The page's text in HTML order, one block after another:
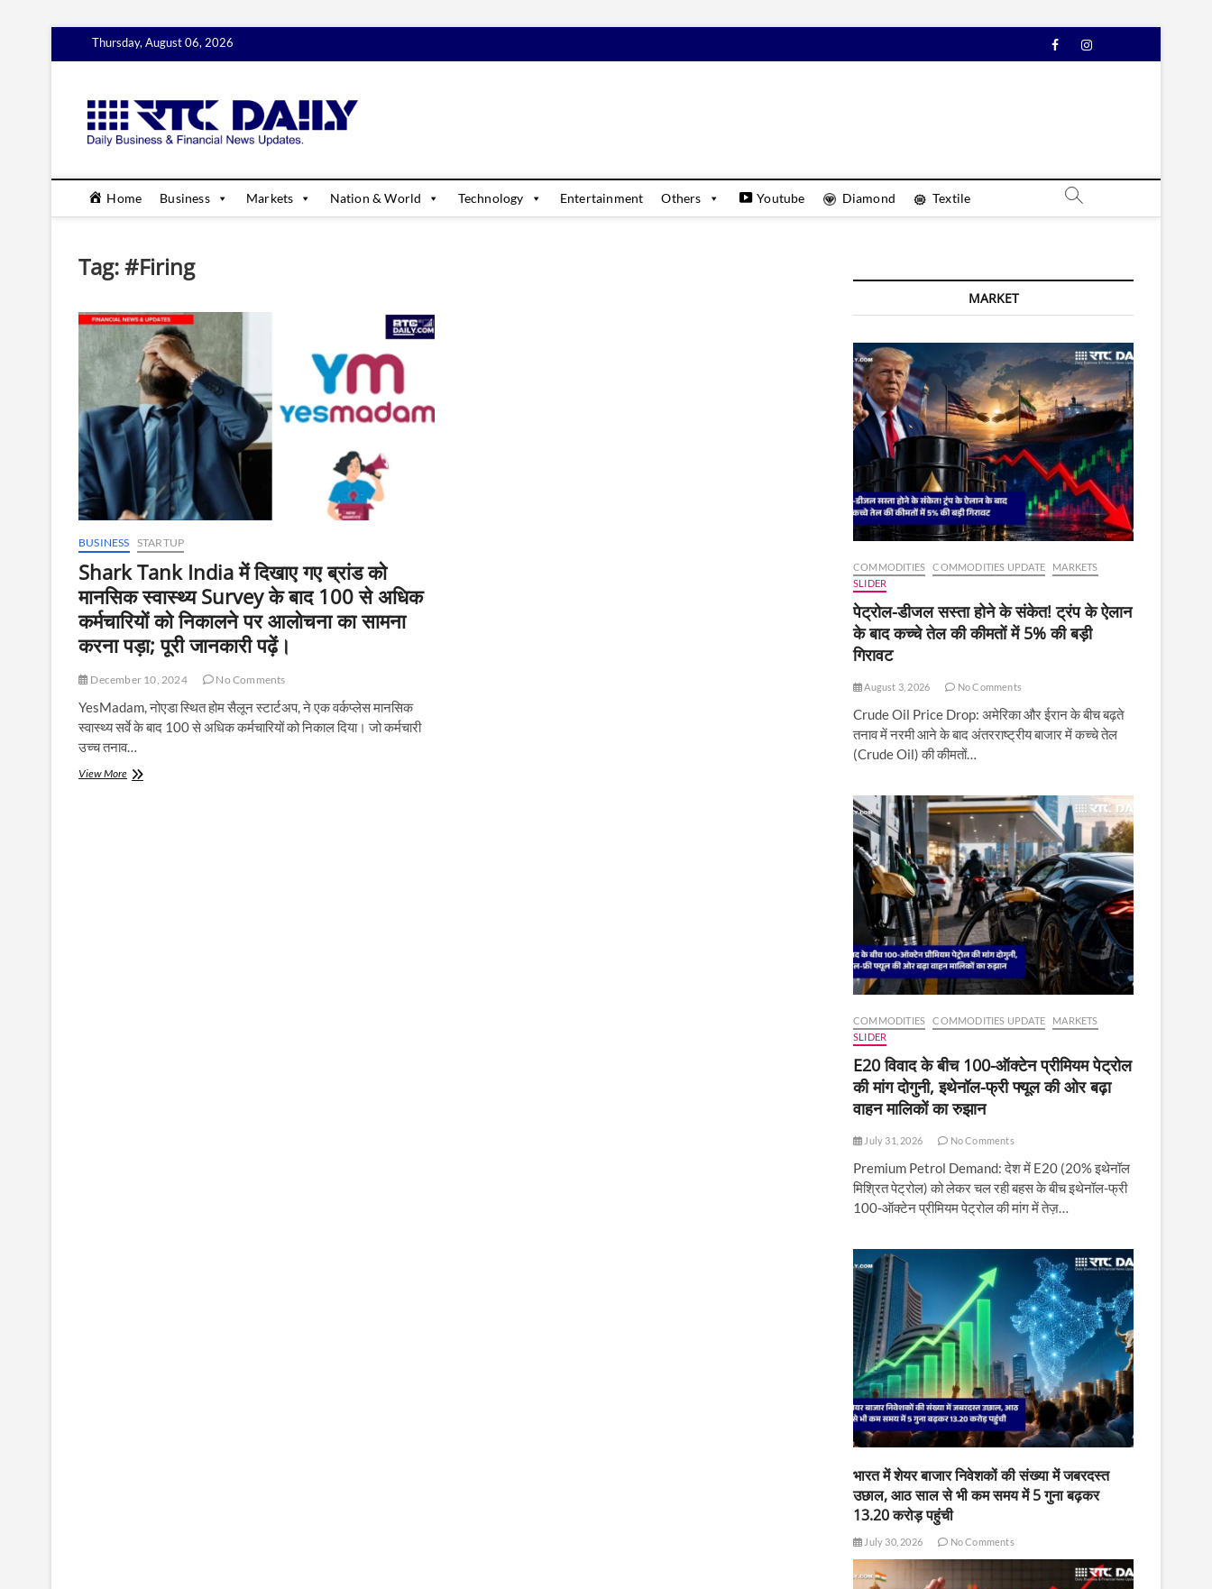
Thursday, August 06, 2026 FacebookInstagram
Home Business Markets Nation & World Technology Entertainment Others Youtube Diamond Textile
Tag:#Firing
BUSINESS STARTUP
Shark Tank India में दिखाए गए ब्रांड को
मानसिक स्वास्थ्य Survey के बाद 100 से अधिक
कर्मचारियों को निकालने पर आलोचना का सामना
करना पड़ा; पूरी जानकारी पढ़ें।
December 10, 2024 No Comments
YesMadam, नोएडा स्थित होम सैलून स्टार्टअप, ने एक वर्कप्लेस मानसिक
स्वास्थ्य सर्वे के बाद 100 से अधिक कर्मचारियों को निकाल दिया। जो कर्मचारी
उच्च तनाव…
View MoreShark
MARKET
COMMODITIES COMMODITIES UPDATE
MARKETS
SLIDER
पेट्रोल-डीजल सस्ता होने के संकेत! ट्रंप के ऐलान
के बाद कच्चे तेल की कीमतों में 5% की बड़ी
गिरावट
August 3, 2026 No Comments
Crude Oil Price Drop: अमेरिका और ईरान के बीच बढ़ते
तनाव में नरमी आने के बाद अंतरराष्ट्रीय बाजार में कच्चे तेल
(Crude Oil) की कीमतों…
COMMODITIES COMMODITIES UPDATE
MARKETS
SLIDER
E20 विवाद के बीच 100-ऑक्टेन प्रीमियम पेट्रोल
की मांग दोगुनी, इथेनॉल-फ्री फ्यूल की ओर बढ़ा
वाहन मालिकों का रुझान
July 31, 2026 No Comments
Premium Petrol Demand: देश में E20 (20% इथेनॉल
मिश्रित पेट्रोल) को लेकर चल रही बहस के बीच इथेनॉल-फ्री
100-ऑक्टेन प्रीमियम पेट्रोल की मांग में तेज़…
भारत में शेयर बाजार निवेशकों की संख्या में जबरदस्त
उछाल, आठ साल से भी कम समय में 5 गुना बढ़कर
13.20 करोड़ पहुंची
July 30, 2026 No Comments